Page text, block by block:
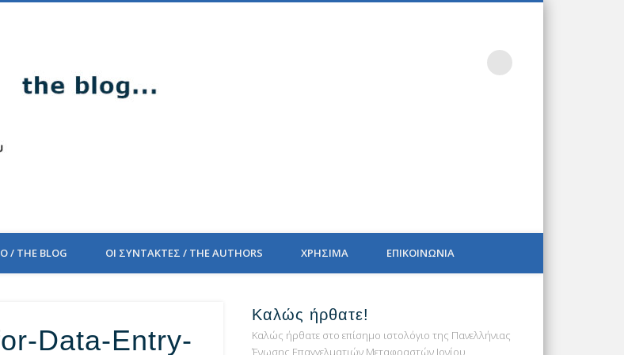
/ THE BLOG ΟΙ ΣΥΝΤΑΚΤΕΣ / THE AUTHORS ΧΡΗΣΙΜΑ ΕΠΙΚΟΙΝΩΝΙΑ
Data-Entry-
Καλώς ήρθατε!
Καλώς ήρθατε στο επίσημο ιστολόγιο της Πανελλήνιας
Ένωσης Επαγγελματιών Μεταφραστών Ιονίου